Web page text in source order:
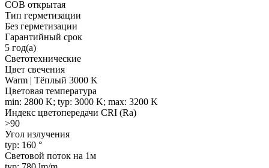
COB открытая
Тип герметизации
Без герметизации
Гарантийный срок
5 год(а)
Светотехнические
Цвет свечения
Warm | Тёплый 3000 K
Цветовая температура
min: 2800 K; typ: 3000 K; max: 3200 K
Индекс цветопередачи CRI (Ra)
>90
Угол излучения
typ: 160 °
Световой поток на 1м